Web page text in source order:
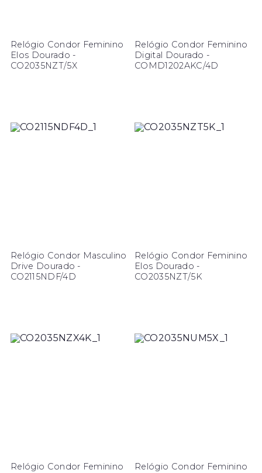
Relógio Condor Feminino
Elos Dourado -
CO2035NZT/5X
Relógio Condor Feminino
Digital Dourado -
COMD1202AKC/4D
Relógio Condor Masculino
Drive Dourado -
CO2115NDF/4D
Relógio Condor Feminino
Elos Dourado -
CO2035NZT/5K
Relógio Condor Feminino
Relógio Condor Feminino